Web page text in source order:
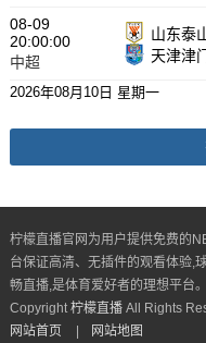
08-09
20:00:00
中超
山东泰
天津津
2026年08月10日 星期一
柠檬直播官网为用户提供免费的
台保证高清、无插件的观看体验,
畅直播,是体育爱好者的理想平台。
Copyright柠檬直播All Rights
网站首页
网站地图